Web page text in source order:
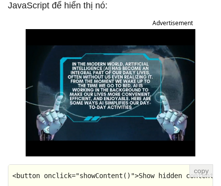
JavaScript để hiển thị nó:
Advertisement
<button onclick="showContent()">Show hidden content